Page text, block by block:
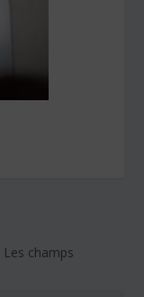
Les champs